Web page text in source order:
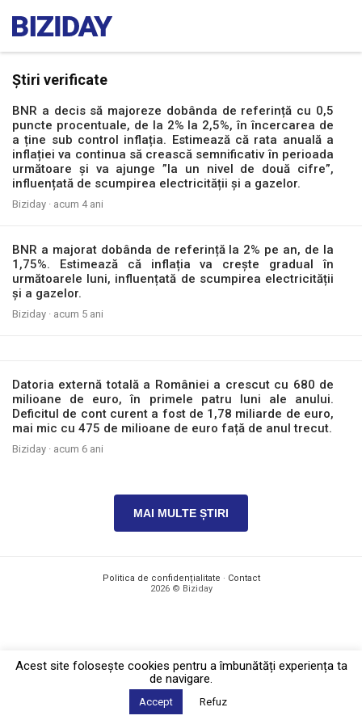
Știri verificate
BNR a decis să majoreze dobânda de referință cu 0,5
puncte procentuale, de la 2% la 2,5%, în încercarea de
a ține sub control inflația. Estimează că rata anuală a
inflației va continua să crească semnificativ în perioada
următoare și va ajunge ”la un nivel de două cifre”,
influențată de scumpirea electricității și a gazelor.
Biziday · acum 4 ani
BNR a majorat dobânda de referință la 2% pe an, de la
1,75%. Estimează că inflația va crește gradual în
următoarele luni, influențată de scumpirea electricității
și a gazelor.
Biziday · acum 5 ani
Datoria externă totală a României a crescut cu 680 de
milioane de euro, în primele patru luni ale anului.
Deficitul de cont curent a fost de 1,78 miliarde de euro,
mai mic cu 475 de milioane de euro față de anul trecut.
Biziday · acum 6 ani
MAI MULTE ȘTIRI
Politica de confidențialitate · Contact
2026 © Biziday
Acest site foloseşte cookies pentru a îmbunătăți experiența ta
de navigare.
Accept Refuz